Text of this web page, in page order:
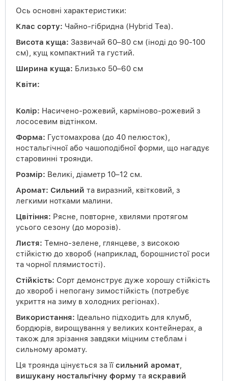
Ось основні характеристики:
Клас сорту: Чайно-гібридна (Hybrid Tea).
Висота куща: Зазвичай 60–80 см (іноді до 90-100
см), кущ компактний та густий.
Ширина куща: Близько 50–60 см
Квіти:
Колір: Насичено-рожевий, карміново-рожевий з
лососевим відтінком.
Форма: Густомахрова (до 40 пелюсток),
ностальгічної або чашоподібної форми, що нагадує
старовинні троянди.
Розмір: Великі, діаметр 10–12 см.
Аромат: Сильний та виразний, квітковий, з
легкими нотками малини.
Цвітіння: Рясне, повторне, хвилями протягом
усього сезону (до морозів).
Листя: Темно-зелене, глянцеве, з високою
стійкістю до хвороб (наприклад, борошнистої роси
та чорної плямистості).
Стійкість: Сорт демонструє дуже хорошу стійкість
до хвороб і непогану зимостійкість (потребує
укриття на зиму в холодних регіонах).
Використання: Ідеально підходить для клумб,
бордюрів, вирощування у великих контейнерах, а
також для зрізання завдяки міцним стеблам і
сильному аромату.
Ця троянда цінується за її сильний аромат,
вишукану ностальгічну форму та яскравий